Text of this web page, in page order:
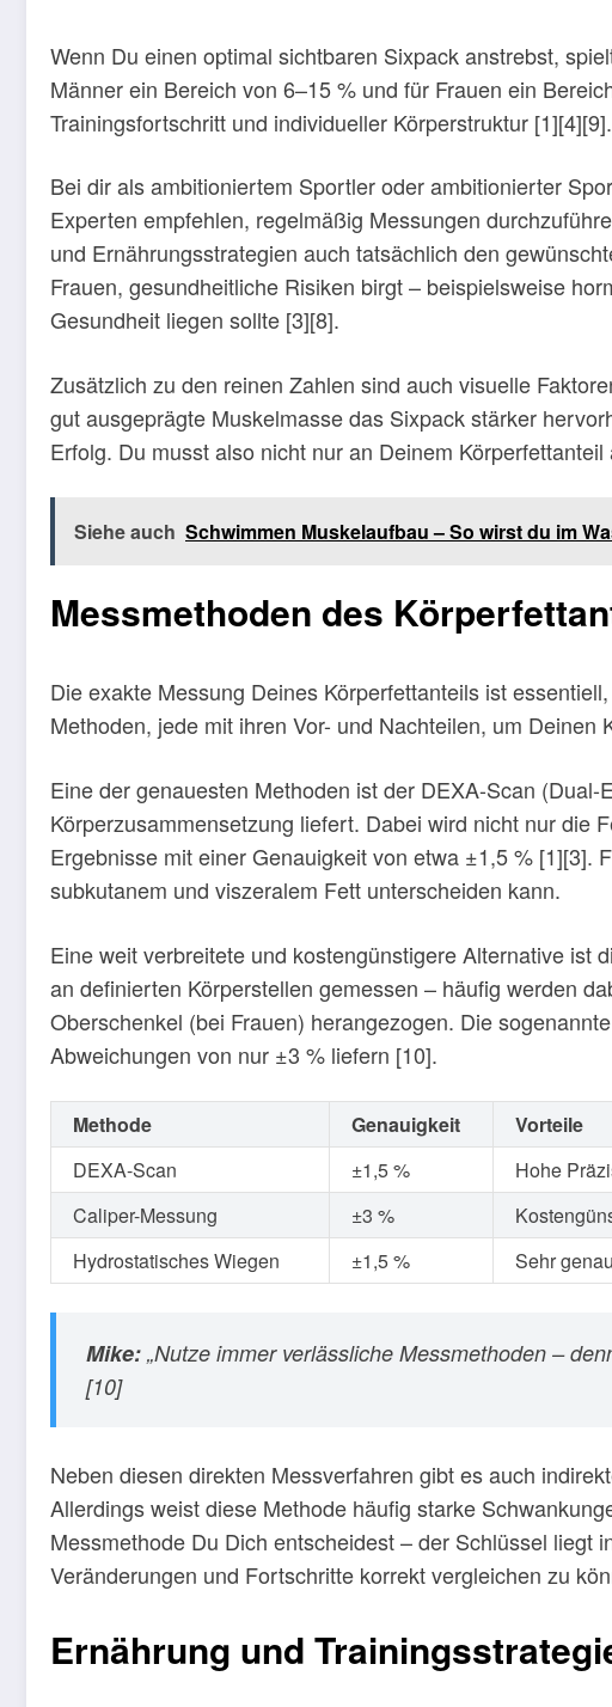
Wenn Du einen optimal sichtbaren Sixpack anstrebst,
Männer ein Bereich von 6–15 % und für Frauen ein
Trainingsfortschritt und individueller Körperstruktur [1][4][9].
Bei dir als ambitioniertem Sportler oder ambitionierter
Experten empfehlen, regelmäßig Messungen
und Ernährungsstrategien auch tatsächlich den
Frauen, gesundheitliche Risiken birgt – beispielsweise
Gesundheit liegen sollte [3][8].
Zusätzlich zu den reinen Zahlen sind auch visuelle
gut ausgeprägte Muskelmasse das Sixpack stärker
Erfolg. Du musst also nicht nur an Deinem
Siehe auch Schwimmen Muskelaufbau – So wirst du im
Messmethoden des
Die exakte Messung Deines Körperfettanteils ist
Methoden, jede mit ihren Vor- und Nachteilen, um Deinen
Eine der genauesten Methoden ist der DEXA-Scan
Körperzusammensetzung liefert. Dabei wird nicht nur die
Ergebnisse mit einer Genauigkeit von etwa ±1,5 % [1][3].
subkutanem und viszeralem Fett unterscheiden kann.
Eine weit verbreitete und kostengünstigere Alternative ist
an definierten Körperstellen gemessen – häufig werden
Oberschenkel (bei Frauen) herangezogen. Die
Abweichungen von nur ±3 % liefern [10].
Methode Genauigkeit Vorteile
DEXA-Scan
±1,5 % Hohe
Caliper-Messung
±3 %
Hydrostatisches Wiegen
±1,5 % Sehr
Mike: „Nutze immer verlässliche Messmethoden –
[10]
Neben diesen direkten Messverfahren gibt es auch
Allerdings weist diese Methode häufig starke
Messmethode Du Dich entscheidest – der Schlüssel liegt
Veränderungen und Fortschritte korrekt vergleichen zu
Ernährung und